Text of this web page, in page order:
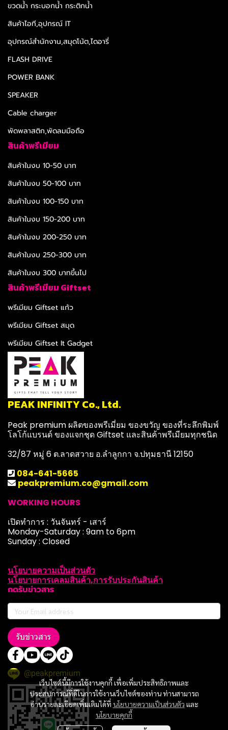
เว็บไซต์นี้มีการใช้งานคุกกี้ เพื่อเพิ่มประสิทธิภาพและ
ประสบการณ์ที่ดีในการใช้งานเว็บไซต์ของท่าน ท่านสามารถ
อ่านรายละเอียดเพิ่มเติมได้ที่ นโยบายความเป็นส่วนตัว และ
นโยบายคุกกี้
ขวดน้ำ กระบอกน้ำ กระติกน้ำ
สินค้าไอที,อุปกรณ์ IT
อุปกรณ์สำนักงาน,สมุดโน้ต,ไดอารี่
FLASH DRIVE
POWER BANK
SPEAKER
Cable charger
พัดพลาสติก,พัดลมมือถือ
สินค้าพรีเมียม
สินค้าในงบ 10-50 บาท
สินค้าในงบ 50-100 บาท
สินค้าในงบ 100-150 บาท
สินค้าในงบ 150-200 บาท
สินค้าในงบ 200-250 บาท
สินค้าในงบ 250-300 บาท
สินค้าในงบ 300 บาทขึ้นไป
สินค้าพรีเมียม Giftset
พรีเมียม Giftset แก้ว
พรีเมียม Giftset สมุด
พรีเมียม Giftset It Gadget
PEAK INFINITY Co., Ltd.
Peak premium ผลิตของพรีเมี่ยม ของขวัญ ของที่ระลึกพิมพ์
โลโก้แบรนด์ ของแจกชุด Giftset และสินค้าพรีเมียมทุกชนิด
32/87 หมู่ 6 ต.ลาดสวาย อ.ลำลูกกา จ.ปทุมธานี 12150
084-641-5665
peakpremium.co@gmail.com
WORKING HOURS
เปิดทำการ : วันจันทร์ - เสาร์
Monday-Saturday : 9am to 6pm
Sunday : Closed
นโยบายความเป็นส่วนตัว
นโยบายการเคลมสินค้า,การรับประกันสินค้า
กดรับข่าวสาร
รับข่าวสาร
@peakpremium